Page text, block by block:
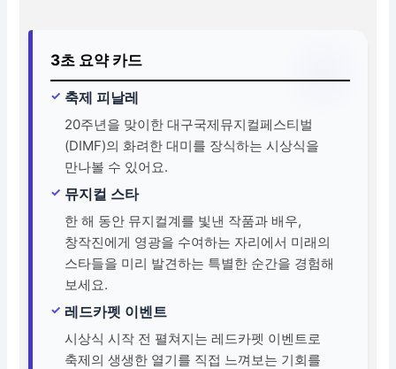
3초 요약 카드
축제 피날레
20주년을 맞이한 대구국제뮤지컬페스티벌
(DIMF)의 화려한 대미를 장식하는 시상식을
만나볼 수 있어요.
뮤지컬 스타
한 해 동안 뮤지컬계를 빛낸 작품과 배우,
창작진에게 영광을 수여하는 자리에서 미래의
스타들을 미리 발견하는 특별한 순간을 경험해
보세요.
레드카펫 이벤트
시상식 시작 전 펼쳐지는 레드카펫 이벤트로
축제의 생생한 열기를 직접 느껴보는 기회를